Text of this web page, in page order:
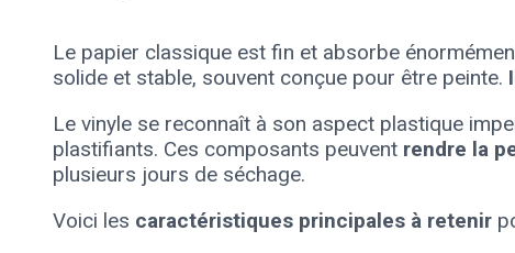
Le papier classique est fin et absorbe
solide et stable, souvent conçue pour être peinte.
Le vinyle se reconnaît à son aspect plastique
plastifiants. Ces composants peuvent rendre la
plusieurs jours de séchage.
Voici les caractéristiques principales à retenir